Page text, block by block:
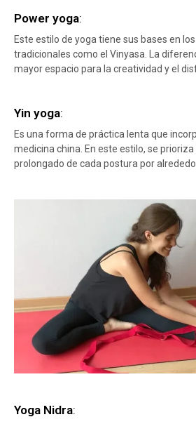
Power yoga:
Este estilo de yoga tiene sus bases en
tradicionales como el Vinyasa. La
mayor espacio para la creatividad y el
Yin yoga:
Es una forma de práctica lenta que
medicina china. En este estilo, se
prolongado de cada postura por
Yoga Nidra: